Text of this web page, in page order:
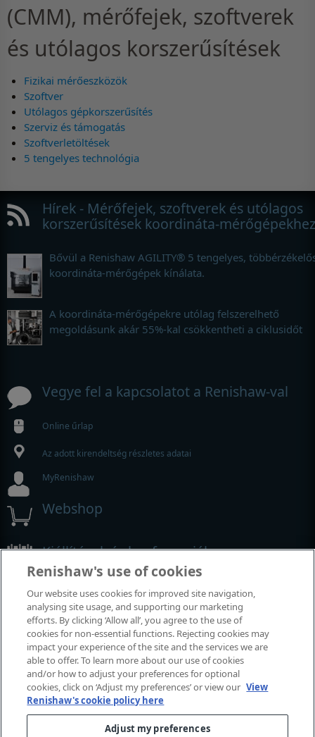
(CMM), mérőfejek, szoftverek
és utólagos korszerűsítések
Fizikai mérőeszközök
Szoftver
Utólagos gépkorszerűsítés
Szerviz és támogatás
Szoftverletöltések
5 tengelyes technológia
Hírek - Mérőfejek, szoftverek és utólagos
korszerűsítések koordináta-mérőgépekhez
Bővül a Renishaw AGILITY® 5 tengelyes,
koordináta-mérőgépek kínálata.
A koordináta-mérőgépekre utólag felszerelhető
megoldásunk akár 55%-kal csökkentheti a ciklusidőt
Vegye fel a kapcsolatot a Renishaw-val
Online űrlap
Az adott kirendeltség részletes adatai
MyRenishaw
Webshop
Kiállítások és konferenciák
Renishaw's use of cookies
Our website uses cookies for improved site navigation,
analysing site usage, and supporting our marketing
efforts. By clicking ‘Allow all’, you agree to the use of
cookies for non-essential functions. Rejecting cookies may
impact your experience of the site and the services we are
able to offer. To learn more about our use of cookies
and/or how to adjust your preferences for optional
cookies, click on ‘Adjust my preferences’ or view our View
Renishaw's cookie policy here
Adjust my preferences